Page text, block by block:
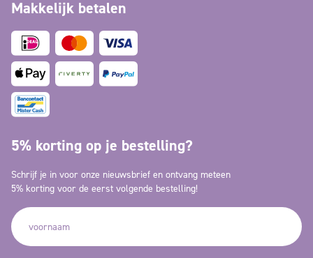
Makkelijk betalen
5% korting op je bestelling?
Schrijf je in voor onze nieuwsbrief en ontvang meteen
5% korting voor de eerst volgende bestelling!